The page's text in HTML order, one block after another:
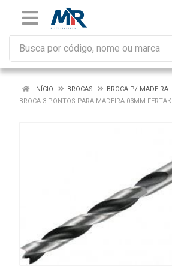
INÍCIO BROCAS
BROCA P/ MADEIRA
BROCA 3 PONTOS PARA MADEIRA 03MM FERTAK